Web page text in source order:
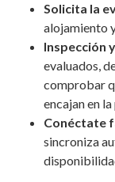
Solicita la
alojamiento
Inspección
evaluados,
comprobar
encajan en
Conéctate
sincroniza